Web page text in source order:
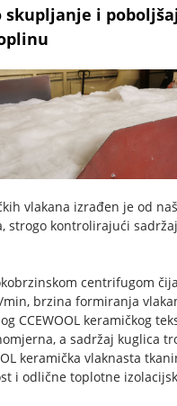
skupljanje i
vlakana izrađen je od
strogo kontrolirajući
centrifugom
brzina formiranja
CCEWOOL keramičkog
a sadržaj kuglica
keramička vlaknasta
i odlične toplotne